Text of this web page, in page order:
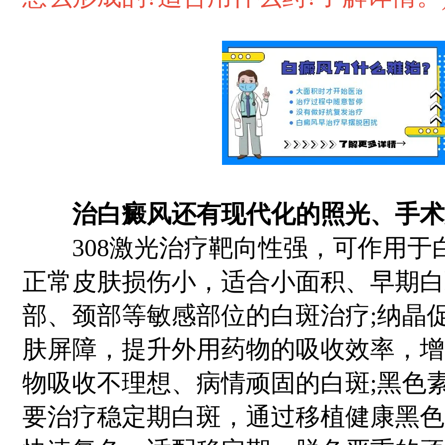
治白癜风还有现代化的照光、手
308激光治疗靶向性强，可作用于
正常皮肤损伤小，适合小面积、早期
部、颈部等敏感部位的白斑治疗;纳晶
肤屏障，提升外用药物的吸收效率，
物吸收不理想、病情顽固的白斑;黑色
要治疗稳定期白斑，通过移植健康黑